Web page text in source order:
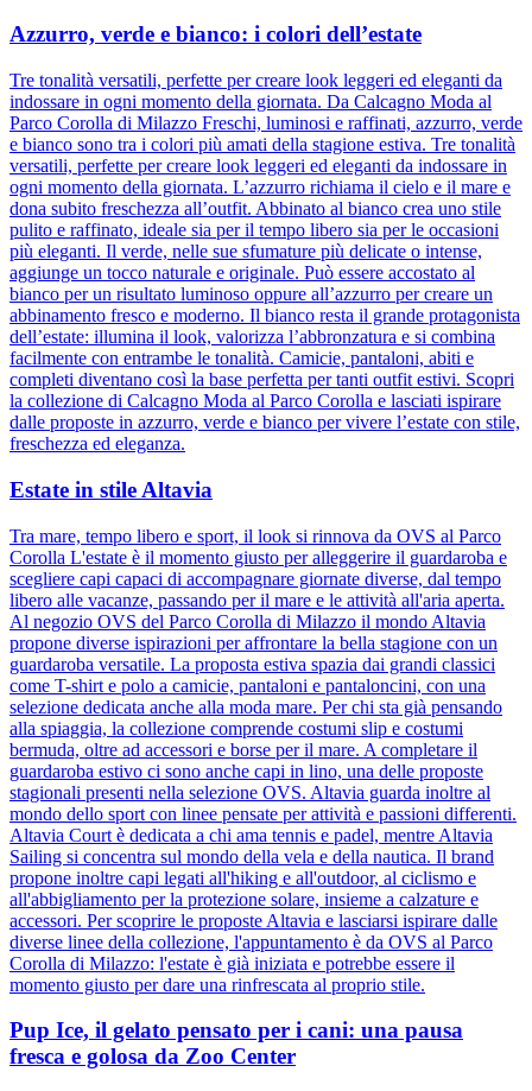
Azzurro, verde e bianco: i colori dell’estate
Tre tonalità versatili, perfette per creare look leggeri ed eleganti da
indossare in ogni momento della giornata. Da Calcagno Moda al
Parco Corolla di Milazzo Freschi, luminosi e raffinati, azzurro, verde
e bianco sono tra i colori più amati della stagione estiva. Tre tonalità
versatili, perfette per creare look leggeri ed eleganti da indossare in
ogni momento della giornata. L’azzurro richiama il cielo e il mare e
dona subito freschezza all’outfit. Abbinato al bianco crea uno stile
pulito e raffinato, ideale sia per il tempo libero sia per le occasioni
più eleganti. Il verde, nelle sue sfumature più delicate o intense,
aggiunge un tocco naturale e originale. Può essere accostato al
bianco per un risultato luminoso oppure all’azzurro per creare un
abbinamento fresco e moderno. Il bianco resta il grande protagonista
dell’estate: illumina il look, valorizza l’abbronzatura e si combina
facilmente con entrambe le tonalità. Camicie, pantaloni, abiti e
completi diventano così la base perfetta per tanti outfit estivi. Scopri
la collezione di Calcagno Moda al Parco Corolla e lasciati ispirare
dalle proposte in azzurro, verde e bianco per vivere l’estate con stile,
freschezza ed eleganza.
Estate in stile Altavia
Tra mare, tempo libero e sport, il look si rinnova da OVS al Parco
Corolla L'estate è il momento giusto per alleggerire il guardaroba e
scegliere capi capaci di accompagnare giornate diverse, dal tempo
libero alle vacanze, passando per il mare e le attività all'aria aperta.
Al negozio OVS del Parco Corolla di Milazzo il mondo Altavia
propone diverse ispirazioni per affrontare la bella stagione con un
guardaroba versatile. La proposta estiva spazia dai grandi classici
come T-shirt e polo a camicie, pantaloni e pantaloncini, con una
selezione dedicata anche alla moda mare. Per chi sta già pensando
alla spiaggia, la collezione comprende costumi slip e costumi
bermuda, oltre ad accessori e borse per il mare. A completare il
guardaroba estivo ci sono anche capi in lino, una delle proposte
stagionali presenti nella selezione OVS. Altavia guarda inoltre al
mondo dello sport con linee pensate per attività e passioni differenti.
Altavia Court è dedicata a chi ama tennis e padel, mentre Altavia
Sailing si concentra sul mondo della vela e della nautica. Il brand
propone inoltre capi legati all'hiking e all'outdoor, al ciclismo e
all'abbigliamento per la protezione solare, insieme a calzature e
accessori. Per scoprire le proposte Altavia e lasciarsi ispirare dalle
diverse linee della collezione, l'appuntamento è da OVS al Parco
Corolla di Milazzo: l'estate è già iniziata e potrebbe essere il
momento giusto per dare una rinfrescata al proprio stile.
Pup Ice, il gelato pensato per i cani: una pausa
fresca e golosa da Zoo Center